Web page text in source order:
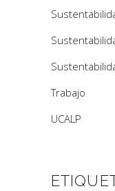
Trabajo
UCALP